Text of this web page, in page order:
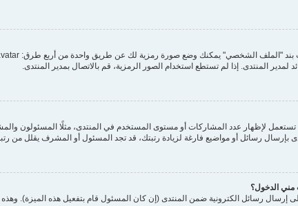
لمدير المنتدى. إذا لم تستطع استخدام الصور الرمزية، قم بالاتصال بمدير المنتدى.
لإظهار عدد المشاركات أو مستوى المستخدم في المنتدى، مثلًا المسئولون
بإرسال رسائل أو مواضيع فارغة لزيادة رتبتك، قد تجد المسئول أو المشرف يقلل من
الدخول؟
إرسال رسائل الكترونية ضمن المنتدى (إن كان المسئول قام بتفعيل هذه الميزة).